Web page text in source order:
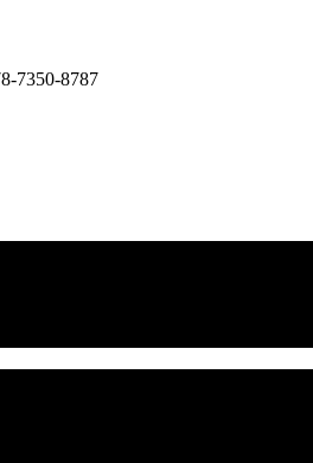
7350-8787